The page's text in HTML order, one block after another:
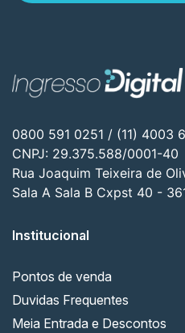
0800 591 0251 / (11) 4003
CNPJ: 29.375.588/0001-40
Rua Joaquim Teixeira de
Sala A Sala B Cxpst 40 -
Institucional
Pontos de venda
Duvidas Frequentes
Meia Entrada e Descontos